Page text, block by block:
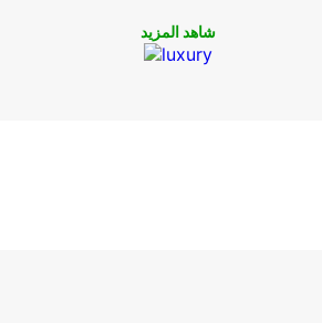
شاهد المزيد